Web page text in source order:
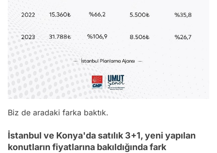
Biz de aradaki farka baktık.
İstanbul ve Konya'da satılık 3+1, yeni yapılan
konutların fiyatlarına bakıldığında fark